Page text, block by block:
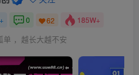
0 62 185W+
单 ，越长大越不安